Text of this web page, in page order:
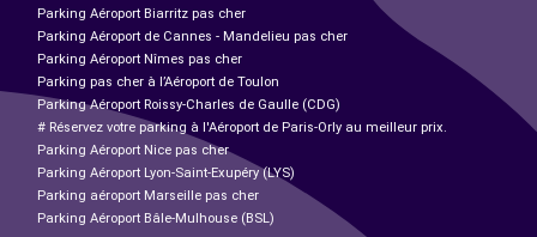
Parking Aéroport Biarritz pas cher
Parking Aéroport de Cannes - Mandelieu pas cher
Parking Aéroport Nîmes pas cher
Parking pas cher à l’Aéroport de Toulon
Parking Aéroport Roissy-Charles de Gaulle (CDG)
# Réservez votre parking à l'Aéroport de Paris-Orly au meilleur prix.
Parking Aéroport Nice pas cher
Parking Aéroport Lyon-Saint-Exupéry (LYS)
Parking aéroport Marseille pas cher
Parking Aéroport Bâle-Mulhouse (BSL)